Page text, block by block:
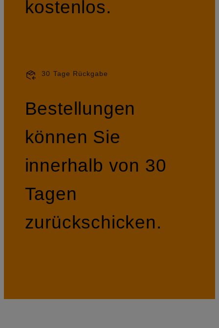
kostenlos.
30 Tage Rückgabe
Bestellungen
können Sie
innerhalb von 30
Tagen
zurückschicken.